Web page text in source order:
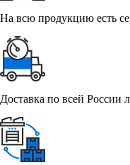
На всю продукцию есть
Доставка по всей